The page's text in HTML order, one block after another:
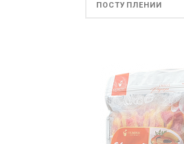
ПОСТУПЛЕНИИ